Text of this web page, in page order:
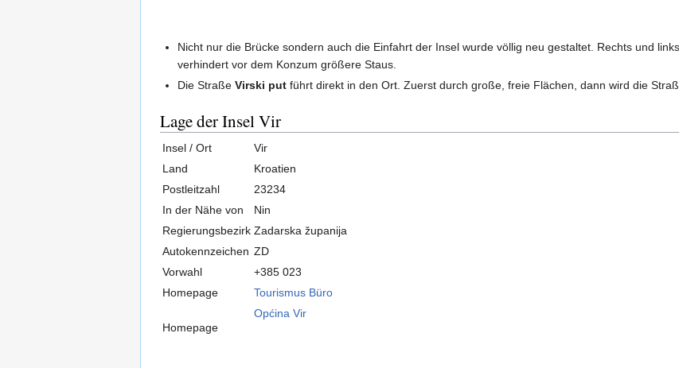
Nicht nur die Brücke sondern auch die Einfahrt der Insel wurde völlig neu gestaltet. Rechts und
verhindert vor dem Konzum größere Staus.
Die StraßeVirski put führt direkt in den Ort. Zuerst durch große, freie Flächen, dann wird die
Lage der Insel Vir
Insel / Ort
Vir
Land
Kroatien
Postleitzahl
23234
In der Nähe von
Nin
Regierungsbezirk Zadarska županija
Autokennzeichen ZD
Vorwahl
+385 023
Homepage
Tourismus Büro
Homepage
Općina Vir